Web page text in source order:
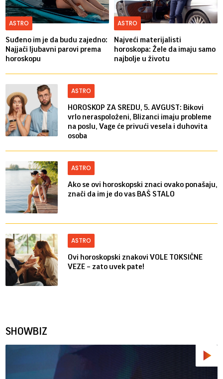
ASTRO
Suđeno im je da budu zajedno:
Najjači ljubavni parovi prema
horoskopu
ASTRO
Najveći materijalisti
horoskopa: Žele da imaju samo
najbolje u životu
ASTRO
HOROSKOP ZA SREDU, 5. AVGUST: Bikovi
vrlo neraspoloženi, Blizanci imaju probleme
na poslu, Vage će privući vesela i duhovita
osoba
ASTRO
Ako se ovi horoskopski znaci ovako ponašaju,
znači da im je do vas BAŠ STALO
ASTRO
Ovi horoskopski znakovi VOLE TOKSIČNE
VEZE – zato uvek pate!
SHOWBIZ